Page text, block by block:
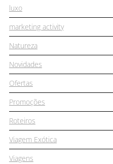
luxo
marketing activity
Natureza
Novidades
Ofertas
Promoções
Roteiros
Viagem Exótica
Viagens